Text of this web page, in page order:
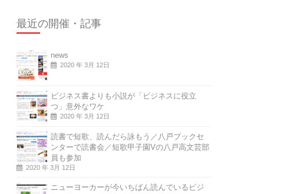
最近の開催・記事
news
2020 年 3月 12日
ビジネス書よりも小説が「ビジネスに役立
つ」意外なワケ
2020 年 3月 12日
読書で短歌、読んだら詠もう／八戸ブックセ
ンターで読書会／短歌甲子園Vの八戸高文芸部
員も参加
2020 年 3月 12日
ニューヨーカーが今いちばん読んでいるビジ